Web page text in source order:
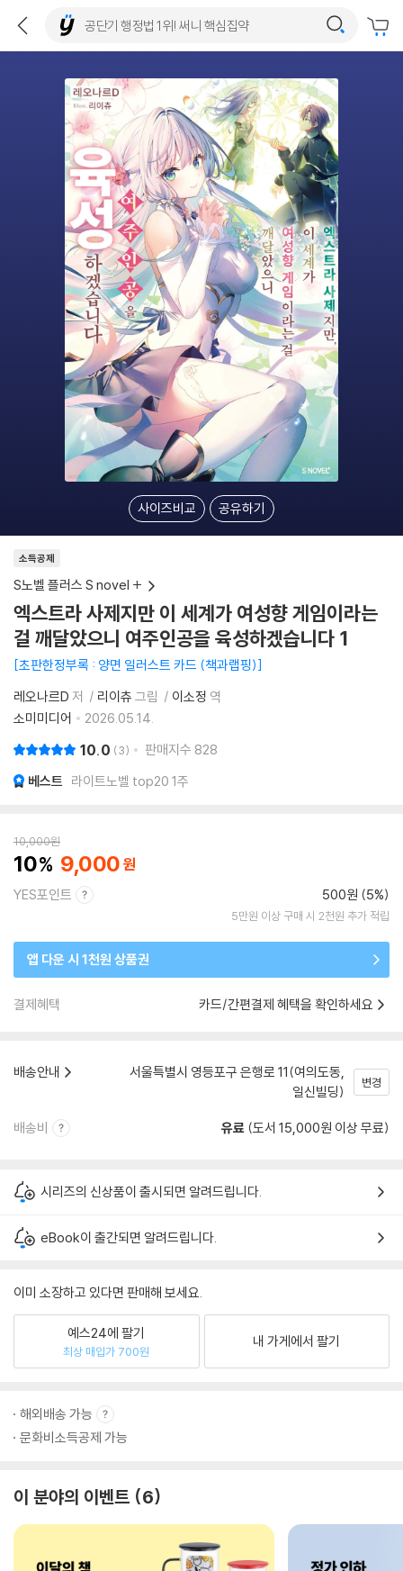
사이즈비교 공유하기
소득공제
S노벨 플러스 S novel +
엑스트라 사제지만 이 세계가 여성향 게임이라는
걸 깨달았으니 여주인공을 육성하겠습니다 1
초판한정부록 : 양면 일러스트 카드 (책과랩핑)
레오나르D 저 리이츄 그림 이소정 역
소미미디어
2026.05.14.
10.0 3 판매지수 828
베스트 라이트노벨 top20 1주
10,000원
10 9,000
YES포인트 500원 (5%)
5만원 이상 구매 시 2천원 추가 적립
앱 다운 시 1천원 상품권
결제혜택 카드/간편결제 혜택을 확인하세요
배송안내
서울특별시 영등포구 은행로 11(여의도동,
일신빌딩)
변경
배송비 유료 (도서 15,000원 이상 무료)
시리즈의 신상품이 출시되면 알려드립니다.
eBook이 출간되면 알려드립니다.
이미 소장하고 있다면 판매해 보세요.
예스24에 팔기
최상 매입가 700원
내 가게에서 팔기
해외배송 가능
문화비소득공제 가능
이 분야의 이벤트 6